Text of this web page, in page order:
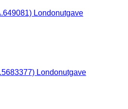
Londonutgave
Londonutgave